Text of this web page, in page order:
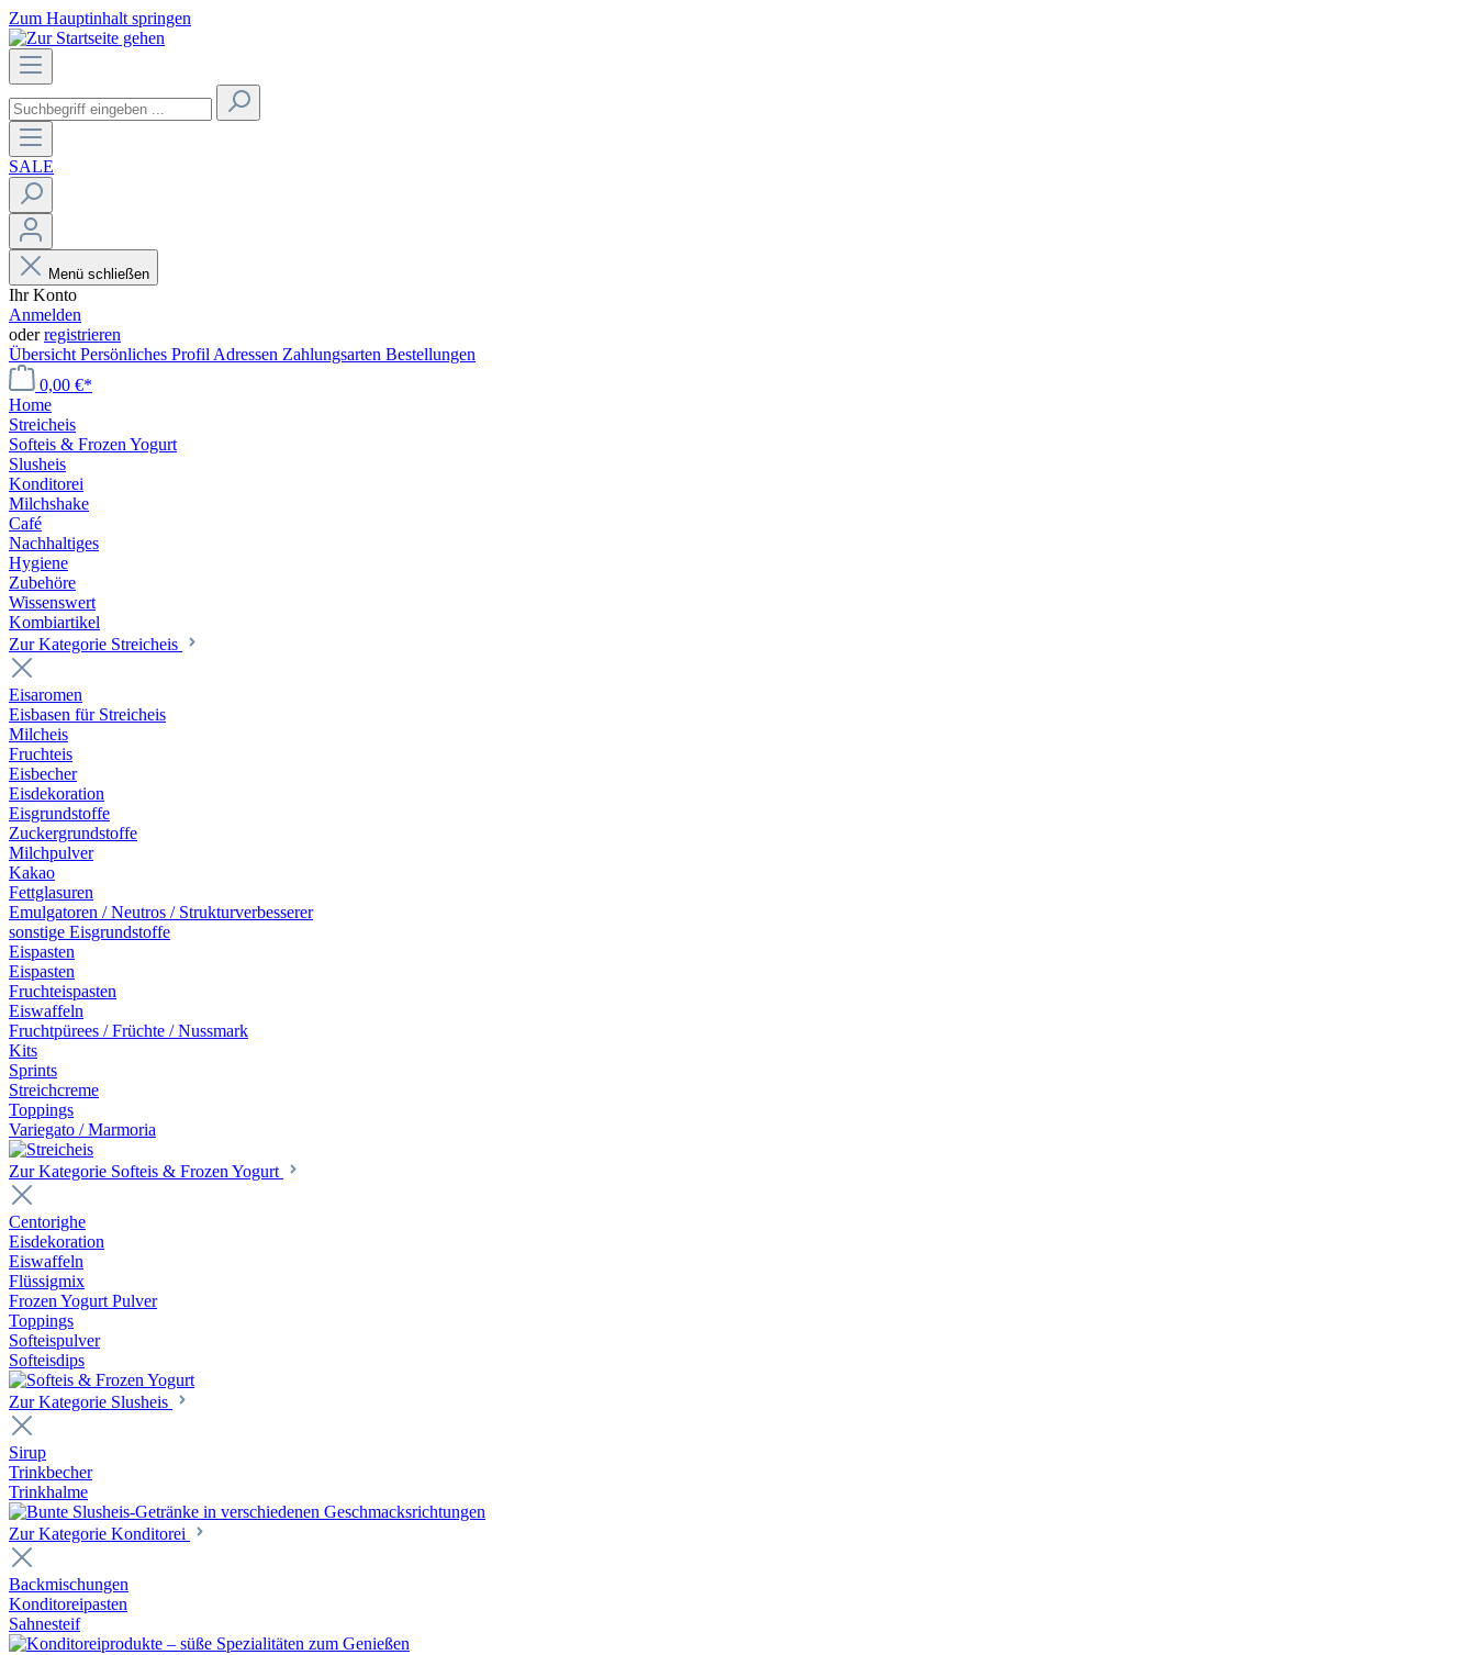
Zum Hauptinhalt springen
SALE
Menü schließen
Ihr Konto
Anmelden
oderregistrieren
Übersicht Persönliches Profil Adressen Zahlungsarten Bestellungen
0,00 €*
Home
Streicheis
Softeis & Frozen Yogurt
Slusheis
Konditorei
Milchshake
Café
Nachhaltiges
Hygiene
Zubehöre
Wissenswert
Kombiartikel
Zur Kategorie Streicheis
Eisaromen
Eisbasen für Streicheis
Milcheis
Fruchteis
Eisbecher
Eisdekoration
Eisgrundstoffe
Zuckergrundstoffe
Milchpulver
Kakao
Fettglasuren
Emulgatoren / Neutros / Strukturverbesserer
sonstige Eisgrundstoffe
Eispasten
Eispasten
Fruchteispasten
Eiswaffeln
Fruchtpürees / Früchte / Nussmark
Kits
Sprints
Streichcreme
Toppings
Variegato / Marmoria
Zur Kategorie Softeis & Frozen Yogurt
Centorighe
Eisdekoration
Eiswaffeln
Flüssigmix
Frozen Yogurt Pulver
Toppings
Softeispulver
Softeisdips
Zur Kategorie Slusheis
Sirup
Trinkbecher
Trinkhalme
Zur Kategorie Konditorei
Backmischungen
Konditoreipasten
Sahnesteif